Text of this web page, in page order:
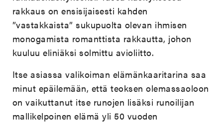
rakkaus on ensisijaisesti kahden
”vastakkaista” sukupuolta olevan ihmisen
monogamista romanttista rakkautta, johon
kuuluu eliniäksi solmittu avioliitto.
Itse asiassa valikoiman elämänkaaritarina saa
minut epäilemään, että teoksen olemassaoloon
on vaikuttanut itse runojen lisäksi runoilijan
mallikelpoinen elämä yli 50 vuoden